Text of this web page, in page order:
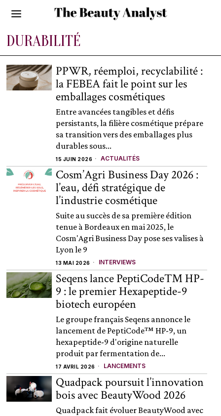
DURABILITÉ
PPWR, réemploi, recyclabilité :
la FEBEA fait le point sur les
emballages cosmétiques
Entre avancées tangibles et défis
persistants, la filière cosmétique prépare
sa transition vers des emballages plus
durables sous...
15 JUIN 2026 ACTUALITÉS
Cosm’Agri Business Day 2026 :
l’eau, défi stratégique de
l’industrie cosmétique
Suite au succès de sa première édition
tenue à Bordeaux en mai 2025, le
Cosm'Agri Business Day pose ses valises à
Lyon le 9
13 MAI 2026 INTERVIEWS
Seqens lance PeptiCode™ HP-
9 : le premier Hexapeptide-9
biotech européen
Le groupe français Seqens annonce le
lancement de PeptiCode™ HP-9, un
hexapeptide-9 d'origine naturelle
produit par fermentation de...
17 AVRIL 2026 LANCEMENTS
Quadpack poursuit l’innovation
bois avec BeautyWood 2026
Quadpack fait évoluer BeautyWood avec